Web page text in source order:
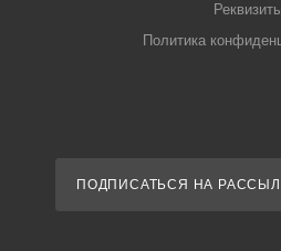
Политика
ПОДПИСАТЬСЯ НА